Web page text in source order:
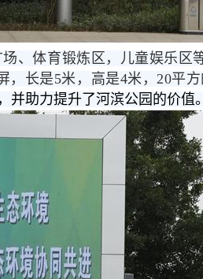
、体育锻炼区，儿童娱乐区
长是5米，高是4米，20平
助力提升了河滨公园的价值。